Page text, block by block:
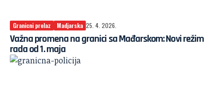
Granicni prelaz Madjarska 25. 4. 2026.
Važna promena na granici sa Mađarskom: Novi režim
rada od 1. maja